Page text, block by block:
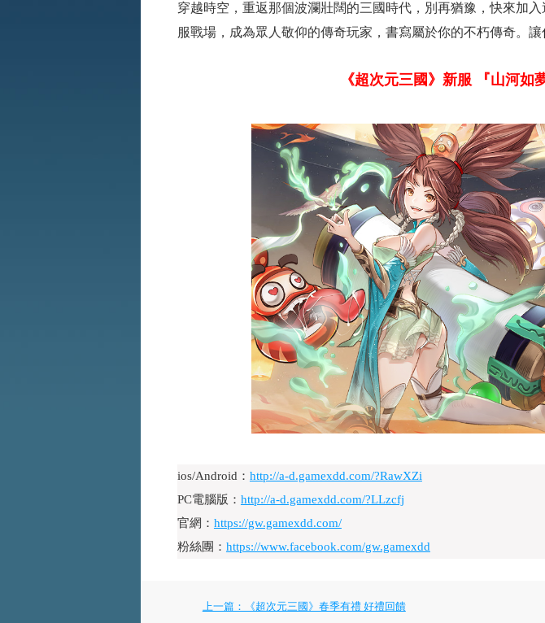
穿越時空，重返那個波瀾壯闊的三國時代，別再猶豫，快來加
服戰場，成為眾人敬仰的傳奇玩家，書寫屬於你的不朽傳奇。
《超次元三國》新服 『山河如
ios/Android： http://a-d.gamexdd.com/?RawXZi
PC電腦版： http://a-d.gamexdd.com/?LLzcfj
官網： https://gw.gamexdd.com/
粉絲團： https://www.facebook.com/gw.gamexdd
上一篇：《超次元三國》春季有禮 好禮回饋